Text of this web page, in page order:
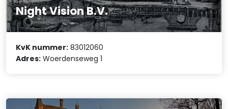
Night Vision B.V.
KvK nummer: 83012060
Adres: Woerdenseweg 1